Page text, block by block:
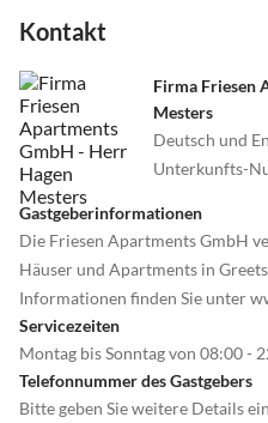
Kontakt
Firma Friesen
Mesters
Deutsch und
Unterkunfts-
Gastgeberinformationen
Die Friesen Apartments GmbH
Häuser und Apartments in
Informationen finden Sie unter
Servicezeiten
Montag bis Sonntag von 08:00 -
Telefonnummer des Gastgebers
Bitte geben Sie weitere Details